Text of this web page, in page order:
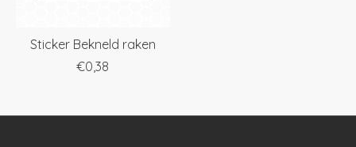
Sticker Bekneld raken
€0,38